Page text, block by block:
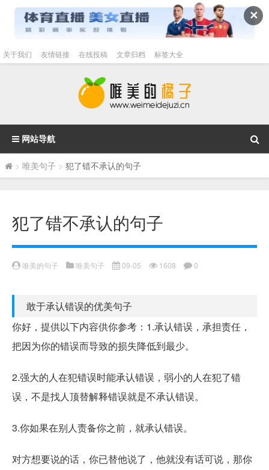
✕
关于我们 友情链接 在线投稿 文章归档 标签大全
网站导航
> 唯美句子 > 犯了错不承认的句子
犯了错不承认的句子
唯美的句子 唯美句子 09-05 1608 0
敢于承认错误的优美句子
你好，提供以下内容供你参考：1.承认错误，承担责任，
把因为你的错误而导致的损失降低到最少。
2.强大的人在犯错误时能承认错误，弱小的人在犯了错
误，不是找人顶替解释错误就是不承认错误。
3.你如果在别人责备你之前，就承认错误。
对方想要说的话，你已替他说了，他就没有话可说，那你